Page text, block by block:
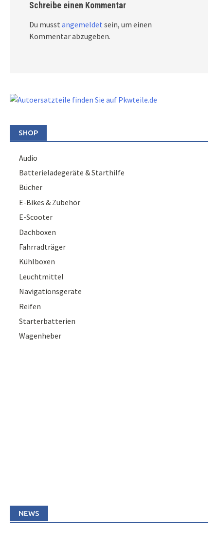
Schreibe einen Kommentar
Du musst angemeldet sein, um einen
Kommentar abzugeben.
SHOP
Audio
Batterieladegeräte & Starthilfe
Bücher
E-Bikes & Zubehör
E-Scooter
Dachboxen
Fahrradträger
Kühlboxen
Leuchtmittel
Navigationsgeräte
Reifen
Starterbatterien
Wagenheber
NEWS